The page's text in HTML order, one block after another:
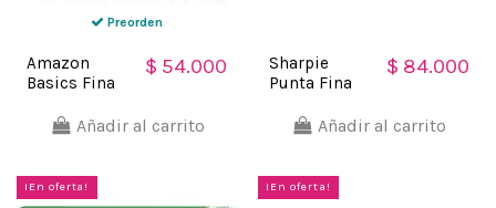
Preorden
Amazon
Basics Fina
Permanente
$ 54.000
Añadir al carrito
Sharpie
Punta Fina
Permanente
$ 84.000
Añadir al carrito
¡En oferta! ¡En oferta!